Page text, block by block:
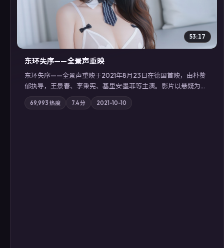
53:17
东环失序——全景声重映
东环失序——全景声重映于2021年8月23日在德国首映，由朴赞
郁执导，王景春、李秉宪、基里安·墨菲等主演。影片以悬疑为叙
事主轴，科技与人性的边界在实验事故后逐渐模糊；摄影与配乐
强化地域气质；站内亦可通过「国产免费观看高清电视剧在线
69,993 热度 7.4分 2021-10-10